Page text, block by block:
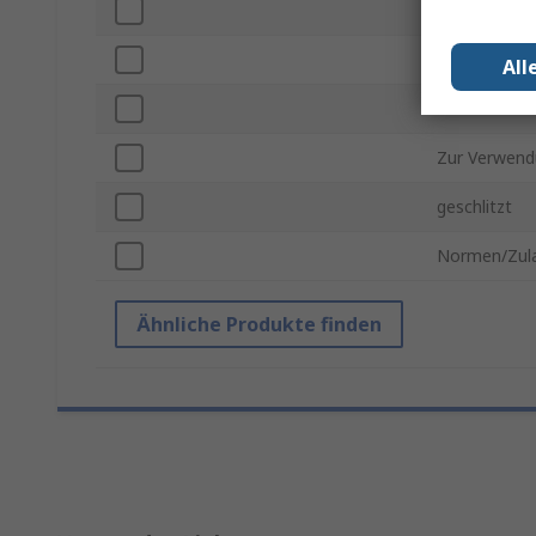
Zur
geschlitzt
Normen/
Ähnliche Produkte finden